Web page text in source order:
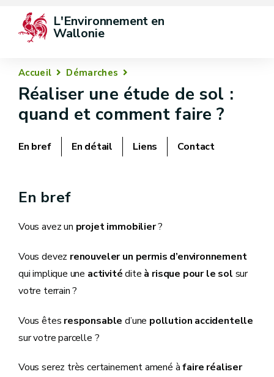
L'Environnement en
Wallonie
Accueil Démarches
Réaliser une étude de sol :
quand et comment faire ?
En bref En détail Liens Contact
En bref
Vous avez un projet immobilier?
Vous devez renouveler un permis d’environnement
qui implique une activitédite à risque pour le sol sur
votre terrain ?
Vous êtes responsabled’une pollution accidentelle
sur votre parcelle ?
Vous serez très certainement amené àfaire réaliser